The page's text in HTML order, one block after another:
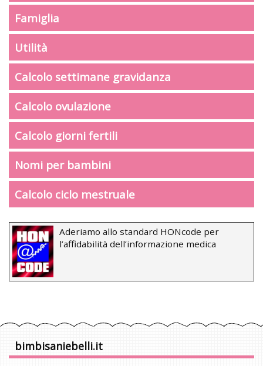
Famiglia
Utilità
Calcolo settimane gravidanza
Calcolo ovulazione
Calcolo giorni fertili
Nomi per bambini
Calcolo ciclo mestruale
Aderiamo allo standard HONcode per
l’affidabilità dell’informazione medica
bimbisaniebelli.it